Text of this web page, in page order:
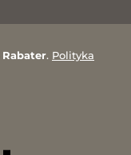
Rabater. Polityka